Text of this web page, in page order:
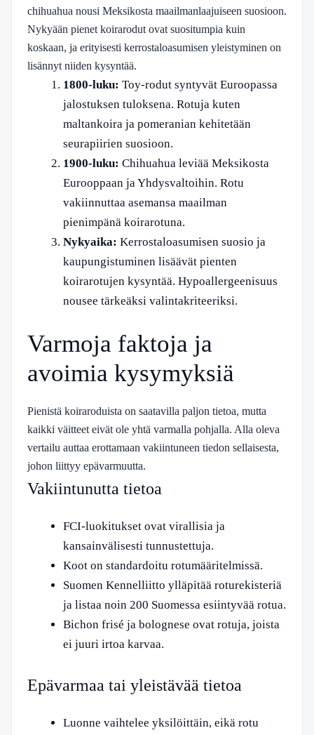
chihuahua nousi Meksikosta maailmanlaajuiseen suosioon.
Nykyään pienet koirarodut ovat suositumpia kuin
koskaan, ja erityisesti kerrostaloasumisen yleistyminen on
lisännyt niiden kysyntää.
1800-luku: Toy-rodut syntyvät Euroopassa
jalostuksen tuloksena. Rotuja kuten
maltankoira ja pomeranian kehitetään
seurapiirien suosioon.
1900-luku: Chihuahua leviää Meksikosta
Eurooppaan ja Yhdysvaltoihin. Rotu
vakiinnuttaa asemansa maailman
pienimpänä koirarotuna.
Nykyaika: Kerrostaloasumisen suosio ja
kaupungistuminen lisäävät pienten
koirarotujen kysyntää. Hypoallergeenisuus
nousee tärkeäksi valintakriteeriksi.
Varmoja faktoja ja
avoimia kysymyksiä
Pienistä koiraroduista on saatavilla paljon tietoa, mutta
kaikki väitteet eivät ole yhtä varmalla pohjalla. Alla oleva
vertailu auttaa erottamaan vakiintuneen tiedon sellaisesta,
johon liittyy epävarmuutta.
Vakiintunutta tietoa
FCI-luokitukset ovat virallisia ja
kansainvälisesti tunnustettuja.
Koot on standardoitu rotumääritelmissä.
Suomen Kennelliitto ylläpitää roturekisteriä
ja listaa noin 200 Suomessa esiintyvää rotua.
Bichon frisé ja bolognese ovat rotuja, joista
ei juuri irtoa karvaa.
Epävarmaa tai yleistävää tietoa
Luonne vaihtelee yksilöittäin, eikä rotu